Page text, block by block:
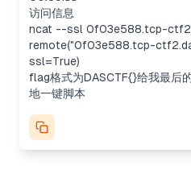
访问信息
ncat --ssl 0f03e588.tcp-
remote("0f03e588.tcp-
ssl=True)
flag格式为DASCTF{}给我最后
地一键脚本